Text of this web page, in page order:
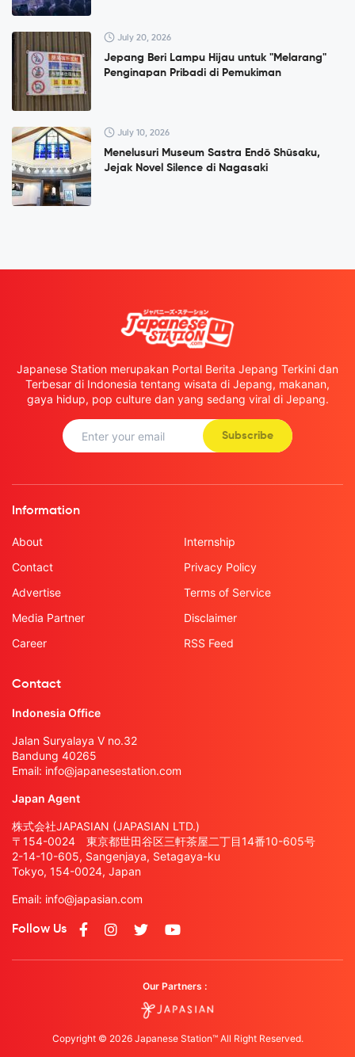
July 20, 2026
Jepang Beri Lampu Hijau untuk "Melarang"
Penginapan Pribadi di Pemukiman
July 10, 2026
Menelusuri Museum Sastra Endō Shūsaku,
Jejak Novel Silence di Nagasaki
Japanese Station merupakan Portal Berita Jepang Terkini dan
Terbesar di Indonesia tentang wisata di Jepang, makanan,
gaya hidup, pop culture dan yang sedang viral di Jepang.
Subscribe
Information
About
Contact
Advertise
Media Partner
Career
Internship
Privacy Policy
Terms of Service
Disclaimer
RSS Feed
Contact
Indonesia Office
Jalan Suryalaya V no.32
Bandung 40265
Email: info@japanesestation.com
Japan Agent
株式会社JAPASIAN (JAPASIAN LTD.)
〒154-0024 東京都世田谷区三軒茶屋二丁目14番10-605号
2-14-10-605, Sangenjaya, Setagaya-ku
Tokyo, 154-0024, Japan
Email: info@japasian.com
Follow Us
Our Partners :
Copyright © 2026 Japanese Station™ All Right Reserved.